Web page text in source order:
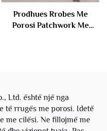
Prodhues Rrobes Me
Porosi Patchwork Me
Ltd. është një nga
të rrugës me porosi. Idetë
me cilësi. Ne fillojmë me